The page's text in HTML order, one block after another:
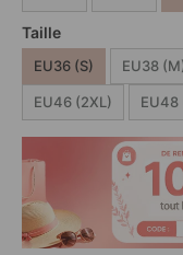
Taille
EU36 (S) EU38
EU46 (2XL) EU48